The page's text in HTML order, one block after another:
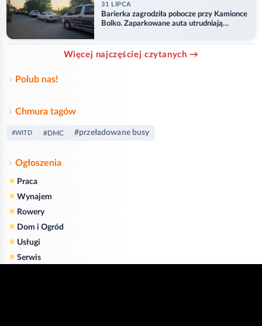
31 LIPCA
Barierka zagrodziła pobocze przy Kamionce
Bolko. Zaparkowane auta utrudniają
Więcej najczęściej czytanych →
Polub nas!
Chmura tagów
#WITD #DMC #przeładowane busy
Ogłoszenia
» Praca
» Wynajem
» Rowery
» Dom i Ogród
» Usługi
» Serwis